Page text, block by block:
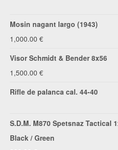
Mosin nagant largo (1943)
1,000.00 €
Visor Schmidt & Bender 8x56
1,500.00 €
Rifle de palanca cal. 44-40
S.D.M. M870 Spetsnaz Tactical
Black / Green